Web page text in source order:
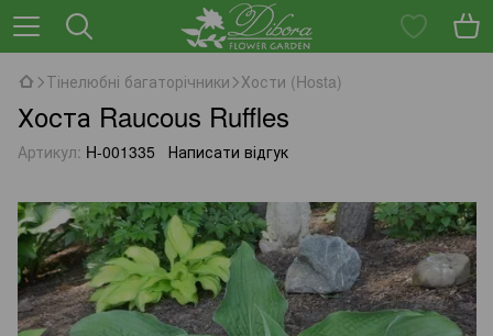
Тінелюбні багаторічники Хости (Hosta)
Хоста Raucous Ruffles
Артикул: H-001335 Написати відгук